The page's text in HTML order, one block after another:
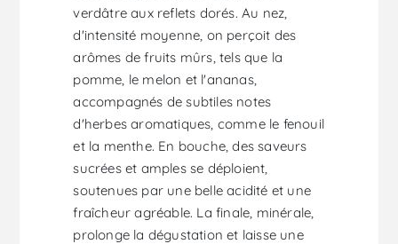
verdâtre aux reflets dorés. Au nez,
d'intensité moyenne, on perçoit des
arômes de fruits mûrs, tels que la
pomme, le melon et l'ananas,
accompagnés de subtiles notes
d'herbes aromatiques, comme le fenouil
et la menthe. En bouche, des saveurs
sucrées et amples se déploient,
soutenues par une belle acidité et une
fraîcheur agréable. La finale, minérale,
prolonge la dégustation et laisse une